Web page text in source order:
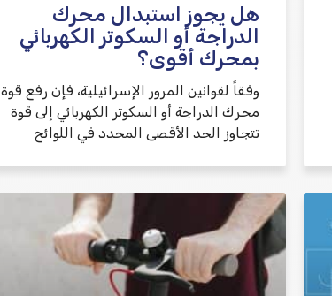
هل يجوز استبدال محرك
الدراجة أو السكوتر الكهربائي
بمحرك أقوى؟
وفقاً لقوانين المرور الإسرائيلية، فإن رفع قوة
محرك الدراجة أو السكوتر الكهربائي إلى قوة
تتجاوز الحد الأقصى المحدد في اللوائح